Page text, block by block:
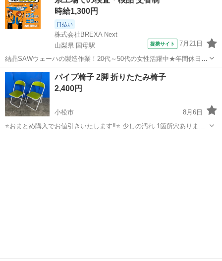
時給1,300円
日払い
株式会社BREXA Next
山梨県 国母駅
提携サイト 7月21日
結晶SAWウェーハの製造作業！20代～50代の女性活躍中★年間休日
120日＆土日祝休み！クリーンルーム内でのお仕事！日払い制度利用可
◎正社員登用制度あり！マイカー通勤可！《山梨県中巨摩郡昭和町》
人気の工場のお仕事 ◇結晶...
山梨 国母駅 その他
パイプ椅子 2脚 折りたたみ椅子
2,400円
小松市
8月6日
⭐️おまとめ購入でお値引きいたします‼︎⭐️ 少しの汚れ 1箇所穴あります